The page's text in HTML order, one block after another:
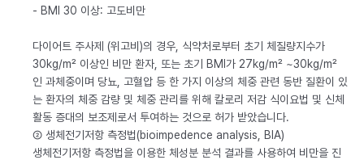
- BMI 30 이상: 고도비만
다이어트 주사제 (위고비)의 경우, 식약처로부터 초기 체질량지수가
30kg/m² 이상인 비만 환자, 또는 초기 BMI가 27kg/m² ~30kg/m²
인 과체중이며 당뇨, 고혈압 등 한 가지 이상의 체중 관련 동반 질환이 있
는 환자의 체중 감량 및 체중 관리를 위해 칼로리 저감 식이요법 및 신체
활동 증대의 보조제로서 투여하는 것으로 허가 받았습니다.
② 생체전기저항 측정법(bioimpedence analysis, BIA)
생체전기저항 측정법을 이용한 체성분 분석 결과를 사용하여 비만을 진